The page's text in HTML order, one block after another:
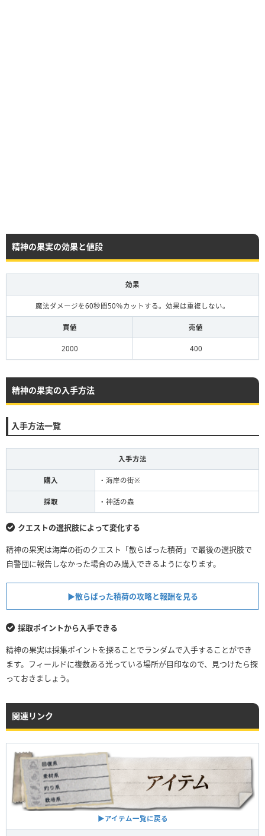
精神の果実の効果と値段
効果
魔法ダメージを60秒間50％カットする。効果は重複しない。
買値 売値
2000 400
精神の果実の入手方法
入手方法一覧
入手方法
購入 ・海岸の街※
採取 ・神話の森
クエストの選択肢によって変化する
精神の果実は海岸の街のクエスト「散らばった積荷」で最後の選択肢で
自警団に報告しなかった場合のみ購入できるようになります。
▶︎散らばった積荷の攻略と報酬を見る
採取ポイントから入手できる
精神の果実は採集ポイントを探ることでランダムで入手することができ
ます。フィールドに複数ある光っている場所が目印なので、見つけたら探
っておきましょう。
関連リンク
▶︎アイテム一覧に戻る